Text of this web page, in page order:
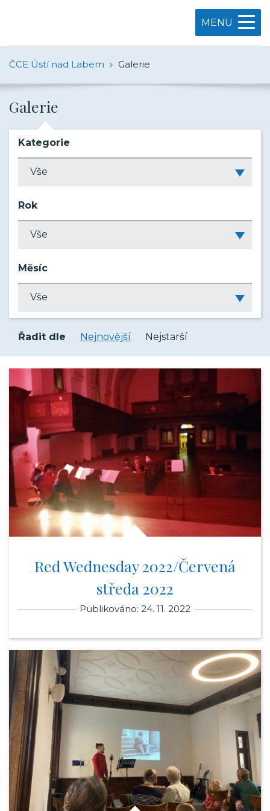
MENU
ČCE Ústí nad Labem Galerie
Galerie
Kategorie
Rok
Měsíc
Řadit dle Nejnovější Nejstarší
Red Wednesday 2022/Červená
středa 2022
Publikováno: 24. 11. 2022